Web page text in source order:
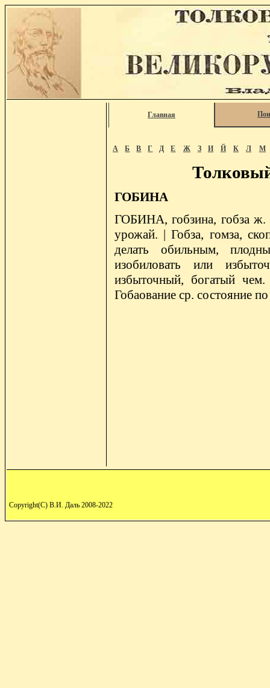
Главная
А Б В Г Д Е Ж З И Й К Л М
ГОБИНА
ГОБИНА, гобзина, гобза ж.
урожай. | Гобза, гомза,
делать обильным,
изобиловать или
избыточный, богатый чем.
Гобаование ср. состояние
Copyright(C) В.И. Даль 2008-2022